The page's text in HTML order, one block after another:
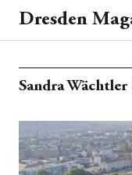
Dresden
Sandra